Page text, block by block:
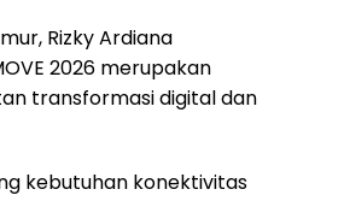
Rizky Ardiana
2026 merupakan
transformasi digital dan
kebutuhan konektivitas